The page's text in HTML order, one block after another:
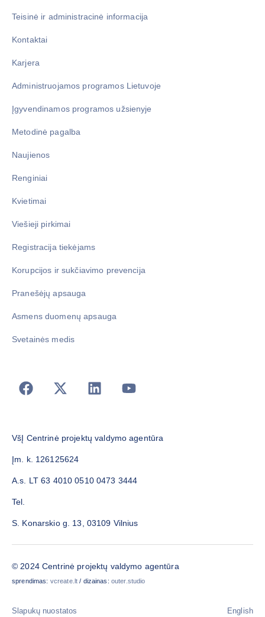
Teisinė ir administracinė informacija
Kontaktai
Karjera
Administruojamos programos Lietuvoje
Įgyvendinamos programos užsienyje
Metodinė pagalba
Naujienos
Renginiai
Kvietimai
Viešieji pirkimai
Registracija tiekėjams
Korupcijos ir sukčiavimo prevencija
Pranešėjų apsauga
Asmens duomenų apsauga
Svetainės medis
VšĮ Centrinė projektų valdymo agentūra
Įm. k. 126125624
A.s. LT 63 4010 0510 0473 3444
Tel.
S. Konarskio g. 13, 03109 Vilnius
© 2024 Centrinė projektų valdymo agentūra
sprendimas: vcreate.lt / dizainas: outer.studio
Slapukų nuostatos English